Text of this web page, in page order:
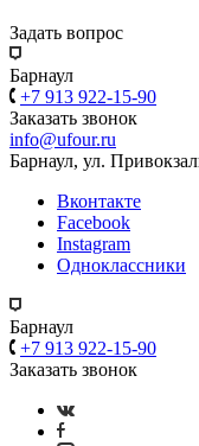
Задать вопрос
Барнаул
+7 913 922-15-90
Заказать звонок
info@ufour.ru
Барнаул, ул.
Вконтакте
Facebook
Instagram
Одноклассники
Барнаул
+7 913 922-15-90
Заказать звонок